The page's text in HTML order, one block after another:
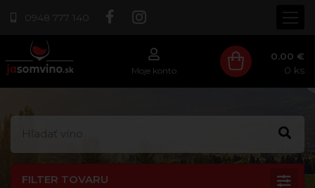
0948 777 140
Moje konto
0.00 €
0 ks
FILTER TOVARU